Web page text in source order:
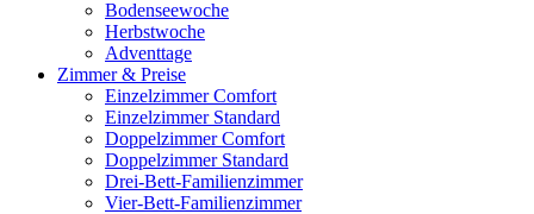
Bodenseewoche
Herbstwoche
Adventtage
Zimmer & Preise
Einzelzimmer Comfort
Einzelzimmer Standard
Doppelzimmer Comfort
Doppelzimmer Standard
Drei-Bett-Familienzimmer
Vier-Bett-Familienzimmer